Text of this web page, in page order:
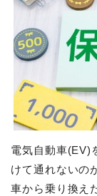
電気自動車(EV)
けて通れないの
車から乗り換え